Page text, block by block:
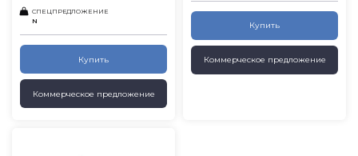
СПЕЦПРЕДЛОЖЕНИЕ
N
Купить
Коммерческое предложение
Купить
Коммерческое предложение